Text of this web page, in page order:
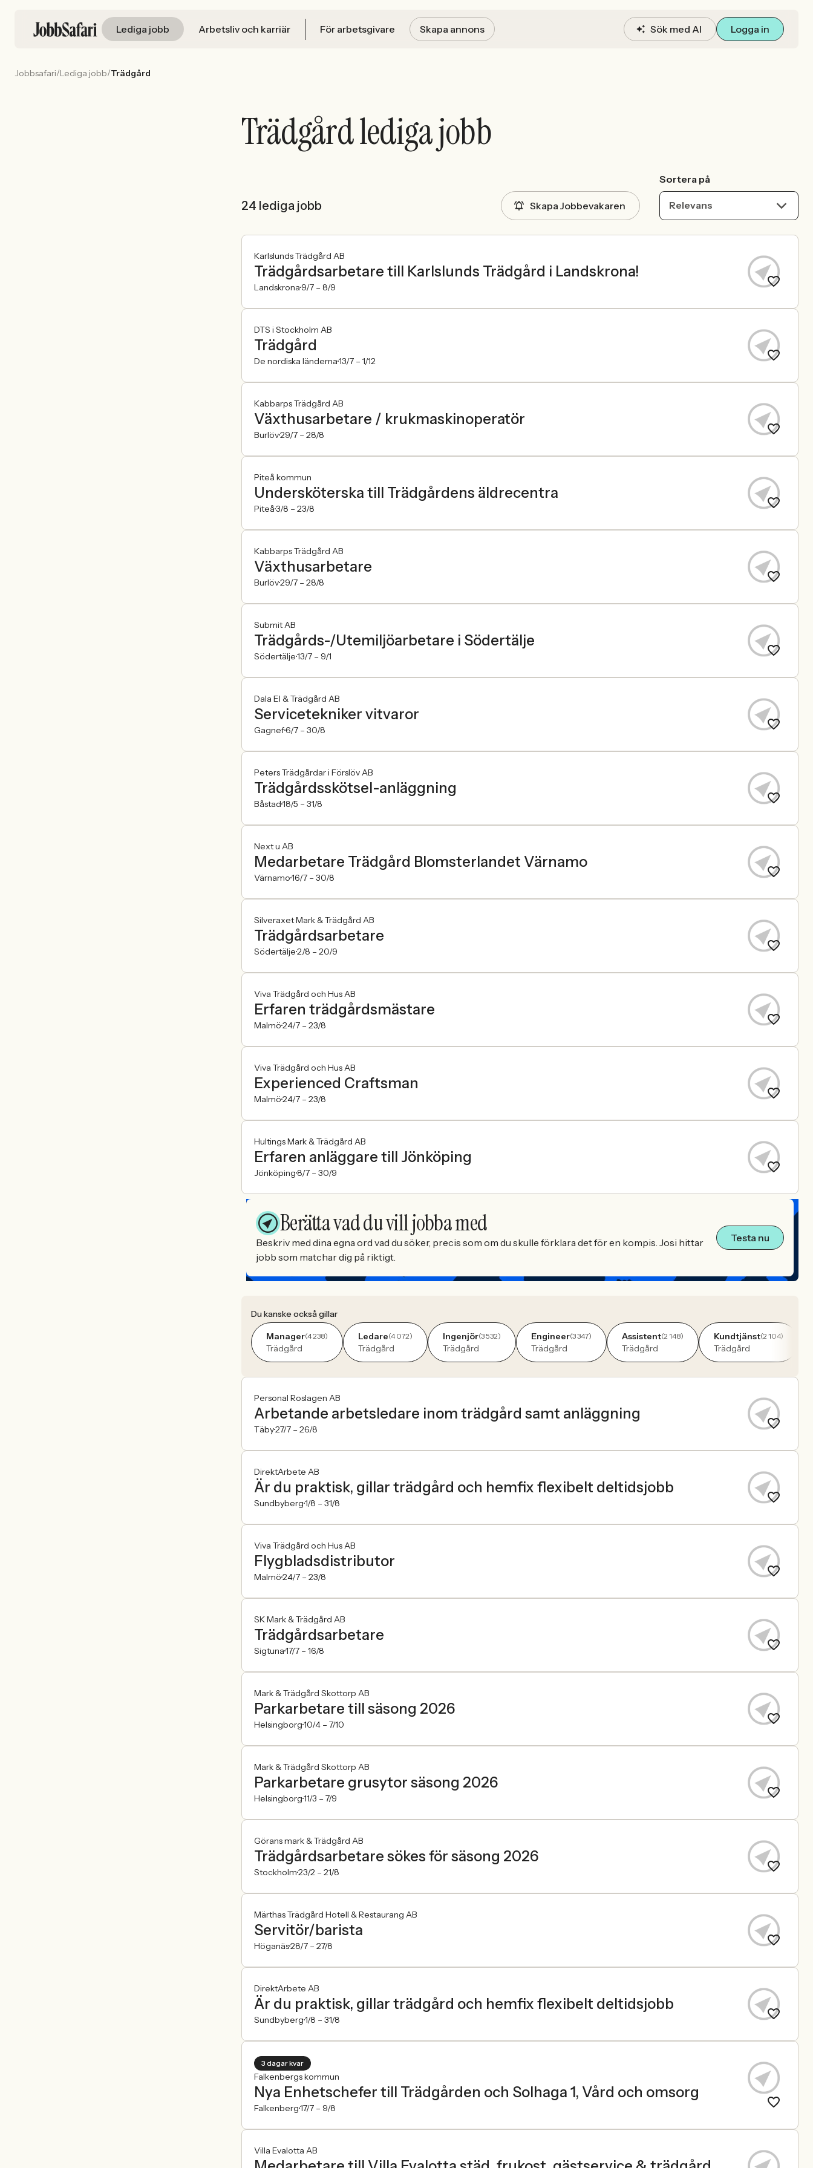
Lediga jobb Arbetsliv och karriär För arbetsgivare Skapa annons Sök med AI Logga in
Jobbsafari/Lediga jobb/Trädgård
Trädgård lediga jobb
24 lediga jobb Skapa Jobbevakaren
Sortera på
Relevans
Karlslunds Trädgård AB
Trädgårdsarbetare till Karlslunds Trädgård i Landskrona!
Landskrona 9/7 – 8/9
DTS i Stockholm AB
Trädgård
De nordiska länderna13/7 – 1/12
Kabbarps Trädgård AB
Växthusarbetare / krukmaskinoperatör
Burlöv29/7 – 28/8
Piteå kommun
Undersköterska till Trädgårdens äldrecentra
Piteå3/8 – 23/8
Kabbarps Trädgård AB
Växthusarbetare
Burlöv29/7 – 28/8
Submit AB
Trädgårds-/Utemiljöarbetare i Södertälje
Södertälje13/7 – 9/1
Dala El & Trädgård AB
Servicetekniker vitvaror
Gagnef6/7 – 30/8
Peters Trädgårdar i Förslöv AB
Trädgårdsskötsel-anläggning
Båstad18/5 – 31/8
Next u AB
Medarbetare Trädgård Blomsterlandet Värnamo
Värnamo16/7 – 30/8
Silveraxet Mark & Trädgård AB
Trädgårdsarbetare
Södertälje2/8 – 20/9
Viva Trädgård och Hus AB
Erfaren trädgårdsmästare
Malmö24/7 – 23/8
Viva Trädgård och Hus AB
Experienced Craftsman
Malmö24/7 – 23/8
Hultings Mark & Trädgård AB
Erfaren anläggare till Jönköping
Jönköping8/7 – 30/9
Berätta vad du vill jobba med
Beskriv med dina egna ord vad du söker, precis som om du skulle förklara det för en kompis. Josi hittar
jobb som matchar dig på riktigt.
Testa nu
Du kanske också gillar
Manager(4 238)
Trädgård
Ledare(4 072)
Trädgård
Ingenjör(3 532)
Trädgård
Engineer(3 347)
Trädgård
Assistent(2 148)
Trädgård
Kundtjänst(2 104)
Trädgård
Personal Roslagen AB
Arbetande arbetsledare inom trädgård samt anläggning
Täby27/7 – 26/8
DirektArbete AB
Är du praktisk, gillar trädgård och hemfix flexibelt deltidsjobb
Sundbyberg1/8 – 31/8
Viva Trädgård och Hus AB
Flygbladsdistributor
Malmö24/7 – 23/8
SK Mark & Trädgård AB
Trädgårdsarbetare
Sigtuna17/7 – 16/8
Mark & Trädgård Skottorp AB
Parkarbetare till säsong 2026
Helsingborg10/4 – 7/10
Mark & Trädgård Skottorp AB
Parkarbetare grusytor säsong 2026
Helsingborg11/3 – 7/9
Görans mark & Trädgård AB
Trädgårdsarbetare sökes för säsong 2026
Stockholm23/2 – 21/8
Märthas Trädgård Hotell & Restaurang AB
Servitör/barista
Höganäs28/7 – 27/8
DirektArbete AB
Är du praktisk, gillar trädgård och hemfix flexibelt deltidsjobb
Sundbyberg1/8 – 31/8
3 dagar kvar
Falkenbergs kommun
Nya Enhetschefer till Trädgården och Solhaga 1, Vård och omsorg
Falkenberg17/7 – 9/8
Villa Evalotta AB